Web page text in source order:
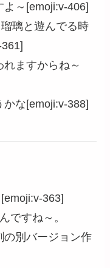
～[emoji:v-406]
璃と遊んでる時
ますからね～
な[emoji:v-388]
363]
ですね～。
の別バージョン作